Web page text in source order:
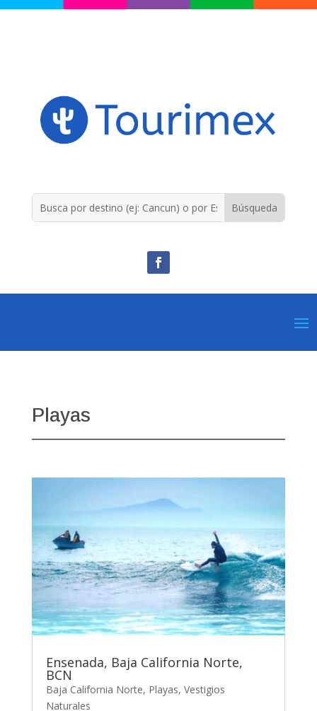
Playas
Ensenada, Baja California Norte,
BCN
Baja California Norte, Playas, Vestigios
Naturales